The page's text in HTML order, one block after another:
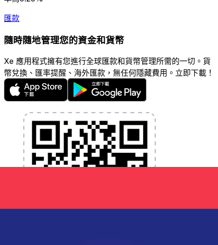
匯款
隨時隨地管理您的資金和貨幣
Xe 應用程式擁有您進行全球匯款和貨幣管理所需的一切。貨
幣兌換、匯率提醒、海外匯款，無任何隱藏費用。立即下載！